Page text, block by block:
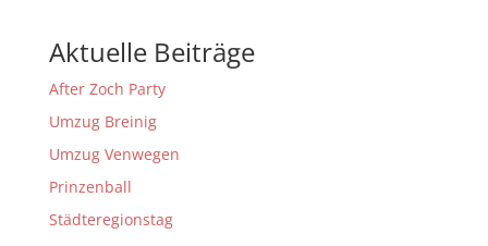
Aktuelle Beiträge
After Zoch Party
Umzug Breinig
Umzug Venwegen
Prinzenball
Städteregionstag